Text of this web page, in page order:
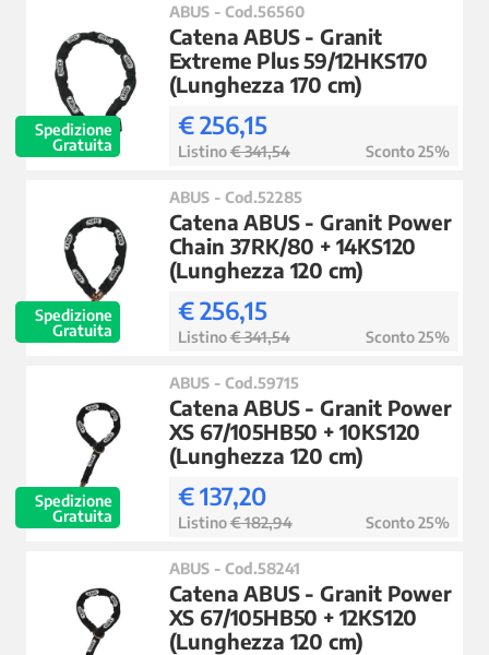
Spedizione
Gratuita
ABUS - Cod.56560
Catena ABUS - Granit
Extreme Plus 59/12HKS170
(Lunghezza 170 cm)
€ 256,15
Listino€ 341,54 Sconto 25%
Spedizione
Gratuita
ABUS - Cod.52285
Catena ABUS - Granit Power
Chain 37RK/80 + 14KS120
(Lunghezza 120 cm)
€ 256,15
Listino€ 341,54 Sconto 25%
Spedizione
Gratuita
ABUS - Cod.59715
Catena ABUS - Granit Power
XS 67/105HB50 + 10KS120
(Lunghezza 120 cm)
€ 137,20
Listino€ 182,94 Sconto 25%
ABUS - Cod.58241
Catena ABUS - Granit Power
XS 67/105HB50 + 12KS120
(Lunghezza 120 cm)